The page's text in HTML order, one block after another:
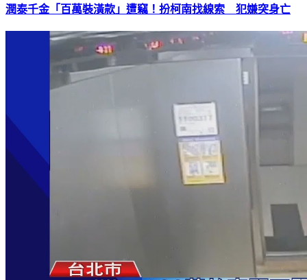
潤泰千金「百萬裝潢款」遭竊！扮柯南找線索 犯嫌突身亡